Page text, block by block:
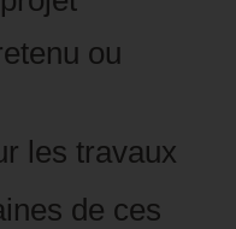
ou
les travaux
de ces